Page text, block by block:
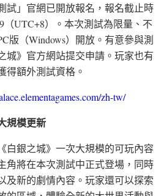
試」官網已開放報名，報名截止時
（UTC+8）。本次測試為限量、不
版（Windows）開放。有意參與測
城》官方網站提交申請。玩家也有
得額外測試資格。
zh-tw/
規模更新
白銀之城》一次大規模的可玩內容
角將在本次測試中正式登場，同時
及新的劇情內容。玩家還可以探索